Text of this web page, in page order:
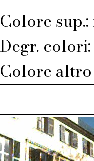
Colore
Degr.
Colore altro